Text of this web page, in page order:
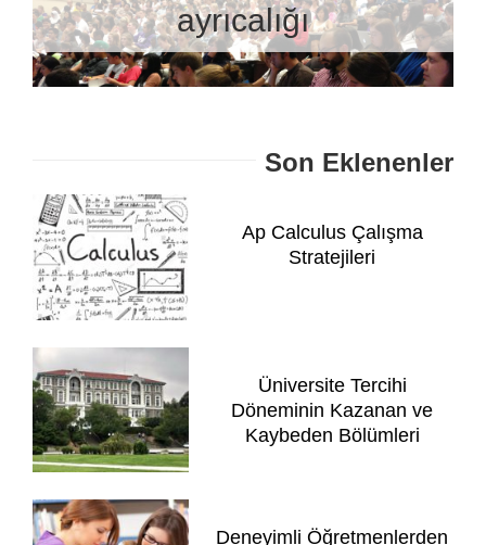
ayrıcalığı
Son Eklenenler
Ap Calculus Çalışma
Stratejileri
Üniversite Tercihi
Döneminin Kazanan ve
Kaybeden Bölümleri
Deneyimli Öğretmenlerden